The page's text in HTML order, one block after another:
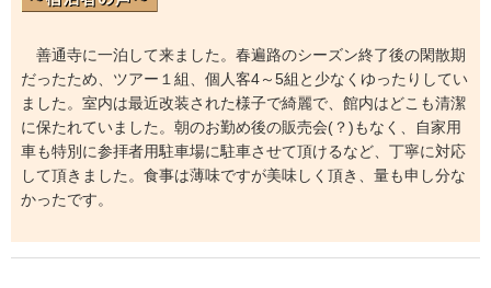
善通寺に一泊して来ました。春遍路のシーズン終了後の閑散期
だったため、ツアー１組、個人客4～5組と少なくゆったりしてい
ました。室内は最近改装された様子で綺麗で、館内はどこも清潔
に保たれていました。朝のお勤め後の販売会(？)もなく、自家用
車も特別に参拝者用駐車場に駐車させて頂けるなど、丁寧に対応
して頂きました。食事は薄味ですが美味しく頂き、量も申し分な
かったです。